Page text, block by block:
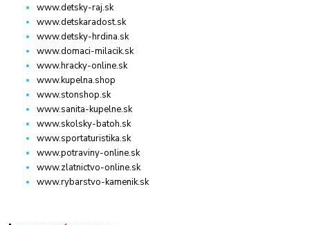
www.detsky-raj.sk
www.detskaradost.sk
www.detsky-hrdina.sk
www.domaci-milacik.sk
www.hracky-online.sk
www.kupelna.shop
www.stonshop.sk
www.sanita-kupelne.sk
www.skolsky-batoh.sk
www.sportaturistika.sk
www.potraviny-online.sk
www.zlatnictvo-online.sk
www.rybarstvo-kamenik.sk